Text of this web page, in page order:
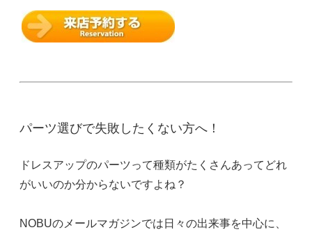
パーツ選びで失敗したくない方へ！
ドレスアップのパーツって種類がたくさんあってどれ
がいいのか分からないですよね？
NOBUのメールマガジンでは日々の出来事を中心に、